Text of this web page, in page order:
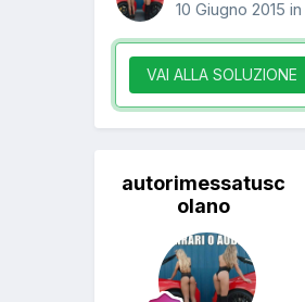
10 Giugno 2015 in
VAI ALLA SOLUZIONE
autorimessatusc
olano